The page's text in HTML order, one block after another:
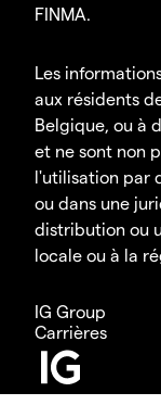
FINMA.
Les
aux résidents
Belgique, ou à
et ne sont non
l'utilisation par
ou dans une
distribution ou
locale ou à la
IG Group
Carrières